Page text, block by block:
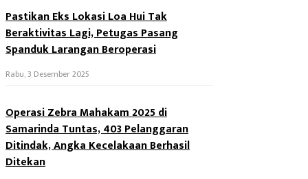
Pastikan Eks Lokasi Loa Hui Tak
Beraktivitas Lagi, Petugas Pasang
Spanduk Larangan Beroperasi
Rabu, 3 Desember 2025
Operasi Zebra Mahakam 2025 di
Samarinda Tuntas, 403 Pelanggaran
Ditindak, Angka Kecelakaan Berhasil
Ditekan